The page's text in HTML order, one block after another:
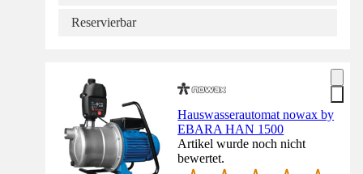
Reservierbar
Hauswasserautomat nowax by
EBARA HAN 1500
Artikel wurde noch nicht
bewertet.